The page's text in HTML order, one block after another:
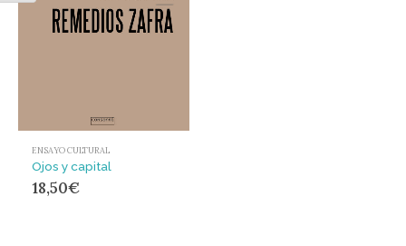
ENSAYO CULTURAL
Ojos y capital
18,50€